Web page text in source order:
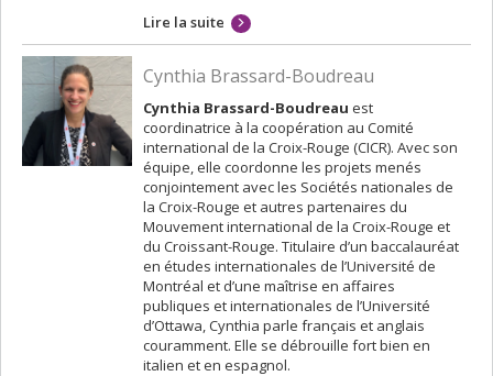
Lire la suite
Cynthia Brassard-Boudreau
Cynthia Brassard-Boudreau est
coordinatrice à la coopération au Comité
international de la Croix-Rouge (CICR). Avec son
équipe, elle coordonne les projets menés
conjointement avec les Sociétés nationales de
la Croix-Rouge et autres partenaires du
Mouvement international de la Croix-Rouge et
du Croissant-Rouge. Titulaire d’un baccalauréat
en études internationales de l’Université de
Montréal et d’une maîtrise en affaires
publiques et internationales de l’Université
d’Ottawa, Cynthia parle français et anglais
couramment. Elle se débrouille fort bien en
italien et en espagnol.